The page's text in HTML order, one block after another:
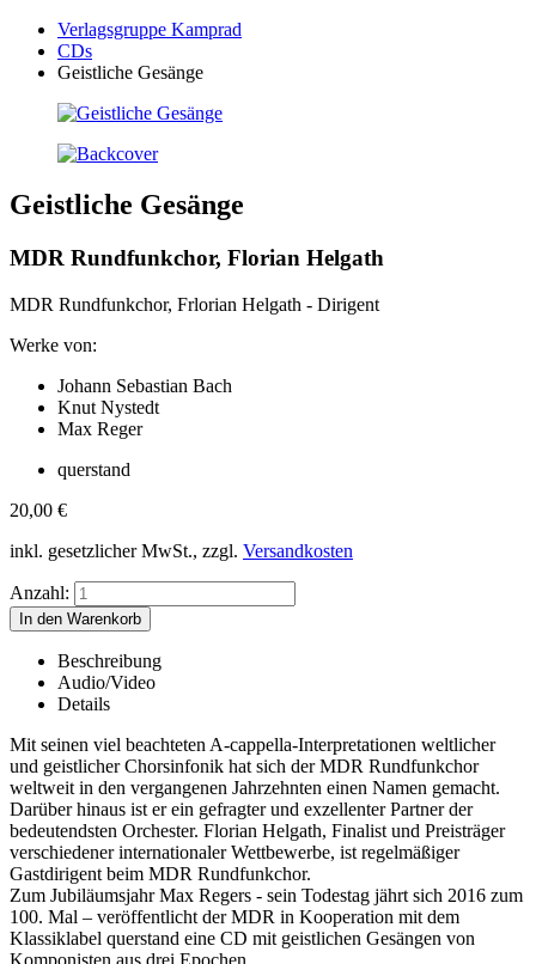
Verlagsgruppe Kamprad
CDs
Geistliche Gesänge
Geistliche Gesänge
MDR Rundfunkchor, Florian Helgath
MDR Rundfunkchor, Frlorian Helgath - Dirigent
Werke von:
Johann Sebastian Bach
Knut Nystedt
Max Reger
querstand
20,00 €
inkl. gesetzlicher MwSt., zzgl. Versandkosten
Anzahl:
Beschreibung
Audio/Video
Details
Mit seinen viel beachteten A-cappella-Interpretationen weltlicher
und geistlicher Chorsinfonik hat sich der MDR Rundfunkchor
weltweit in den vergangenen Jahrzehnten einen Namen gemacht.
Darüber hinaus ist er ein gefragter und exzellenter Partner der
bedeutendsten Orchester. Florian Helgath, Finalist und Preisträger
verschiedener internationaler Wettbewerbe, ist regelmäßiger
Gastdirigent beim MDR Rundfunkchor.
Zum Jubiläumsjahr Max Regers - sein Todestag jährt sich 2016 zum
100. Mal – veröffentlicht der MDR in Kooperation mit dem
Klassiklabel querstand eine CD mit geistlichen Gesängen von
Komponisten aus drei Epochen.